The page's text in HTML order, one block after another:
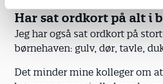
Har sat ordkort på alt i
Jeg har også sat ordkort på
børnehaven: gulv, dør, tavle,
Det minder mine kolleger om